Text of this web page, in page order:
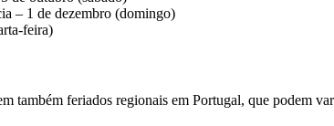
– 1 de dezembro (domingo)
feira)
também feriados regionais em Portugal, que podem